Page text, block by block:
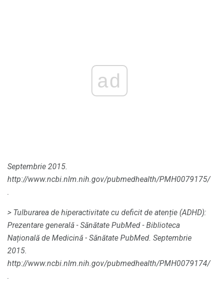
ad
Septembrie 2015.
http://www.ncbi.nlm.nih.gov/pubmedhealth/PMH0079175/
.
> Tulburarea de hiperactivitate cu deficit de atenție (ADHD):
Prezentare generală - Sănătate PubMed - Biblioteca
Națională de Medicină - Sănătate PubMed. Septembrie
2015.
http://www.ncbi.nlm.nih.gov/pubmedhealth/PMH0079174/
.